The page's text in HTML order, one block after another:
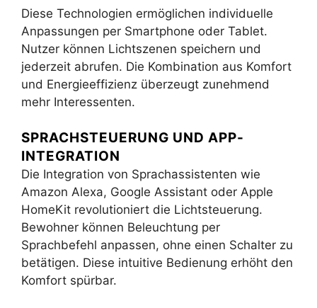
Diese Technologien ermöglichen individuelle
Anpassungen per Smartphone oder Tablet.
Nutzer können Lichtszenen speichern und
jederzeit abrufen. Die Kombination aus Komfort
und Energieeffizienz überzeugt zunehmend
mehr Interessenten.
SPRACHSTEUERUNG UND APP-
INTEGRATION
Die Integration von Sprachassistenten wie
Amazon Alexa, Google Assistant oder Apple
HomeKit revolutioniert die Lichtsteuerung.
Bewohner können Beleuchtung per
Sprachbefehl anpassen, ohne einen Schalter zu
betätigen. Diese intuitive Bedienung erhöht den
Komfort spürbar.